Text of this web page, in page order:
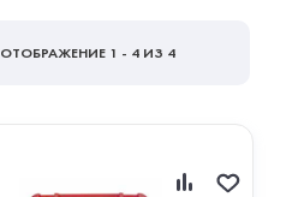
ОТОБРАЖЕНИЕ 1 - 4 ИЗ 4